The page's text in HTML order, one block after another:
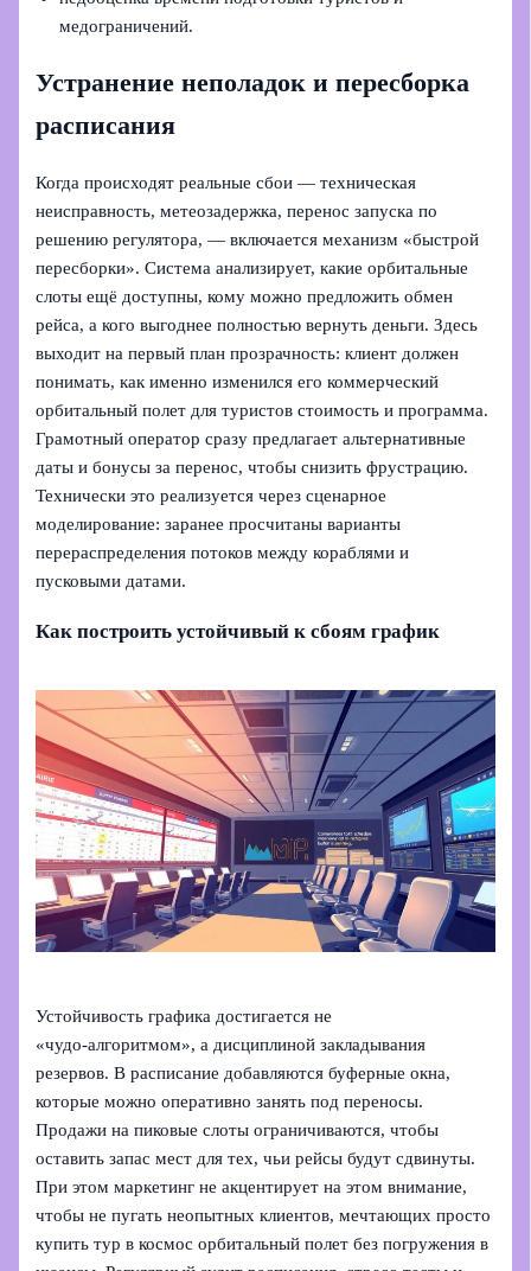
медограничений.
Устранение неполадок и пересборка
расписания
Когда происходят реальные сбои — техническая
неисправность, метеозадержка, перенос запуска по
решению регулятора, — включается механизм «быстрой
пересборки». Система анализирует, какие орбитальные
слоты ещё доступны, кому можно предложить обмен
рейса, а кого выгоднее полностью вернуть деньги. Здесь
выходит на первый план прозрачность: клиент должен
понимать, как именно изменился его коммерческий
орбитальный полет для туристов стоимость и программа.
Грамотный оператор сразу предлагает альтернативные
даты и бонусы за перенос, чтобы снизить фрустрацию.
Технически это реализуется через сценарное
моделирование: заранее просчитаны варианты
перераспределения потоков между кораблями и
пусковыми датами.
Как построить устойчивый к сбоям график
Устойчивость графика достигается не
«чудо‑алгоритмом», а дисциплиной закладывания
резервов. В расписание добавляются буферные окна,
которые можно оперативно занять под переносы.
Продажи на пиковые слоты ограничиваются, чтобы
оставить запас мест для тех, чьи рейсы будут сдвинуты.
При этом маркетинг не акцентирует на этом внимание,
чтобы не пугать неопытных клиентов, мечтающих просто
купить тур в космос орбитальный полет без погружения в